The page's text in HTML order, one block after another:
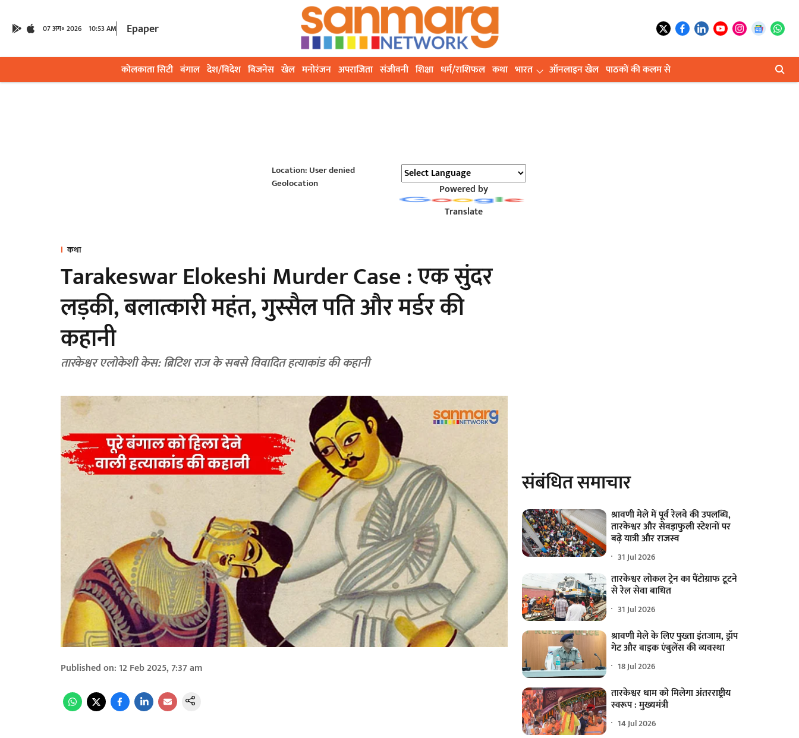
07 अग॰ 2026 10:53 AM Epaper
कोलकाता सिटी बंगाल देश/विदेश बिजनेस खेल मनोरंजन अपराजिता संजीवनी शिक्षा धर्म/राशिफल कथा भारत ऑनलाइन खेल पाठकों की कलम से
Location: User denied
Geolocation
Powered by
Translate
कथा
Tarakeswar Elokeshi Murder Case : एक सुंदर
लड़की, बलात्कारी महंत, गुस्सैल पति और मर्डर की
कहानी
तारकेश्वर एलोकेशी केस: ब्रिटिश राज के सबसे विवादित हत्याकांड की कहानी
Published on: 12 Feb 2025, 7:37 am
संबंधित समाचार
श्रावणी मेले में पूर्व रेलवे की उपलब्धि,
तारकेश्वर और सेवड़ाफुली स्टेशनों पर
बढ़े यात्री और राजस्व
31 Jul 2026
तारकेश्वर लोकल ट्रेन का पैंटोग्राफ टूटने
से रेल सेवा बाधित
31 Jul 2026
श्रावणी मेले के लिए पुख्ता इंतजाम, ड्रॉप
गेट और बाइक एंबुलेंस की व्यवस्था
18 Jul 2026
तारकेश्वर धाम को मिलेगा अंतरराष्ट्रीय
स्वरूप : मुख्यमंत्री
14 Jul 2026